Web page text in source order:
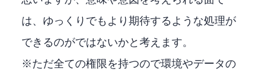
は、ゆっくりでもより期待するような処理が
できるのがOpenClawではないかと考えます。
※ただ全ての権限を持つので環境やデータの